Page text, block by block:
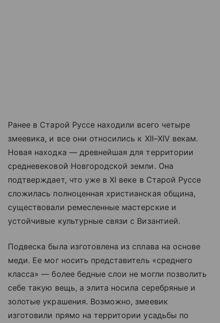
Ранее в Старой Руссе находили всего четыре
змеевика, и все они относились к XII–XIV векам.
Новая находка — древнейшая для территории
средневековой Новгородской земли. Она
подтверждает, что уже в XI веке в Старой Руссе
сложилась полноценная христианская община,
существовали ремесленные мастерские и
устойчивые культурные связи с Византией.
Подвеска была изготовлена из сплава на основе
меди. Ее мог носить представитель «среднего
класса» — более бедные слои не могли позволить
себе такую вещь, а элита носила серебряные и
золотые украшения. Возможно, змеевик
изготовили прямо на территории усадьбы по